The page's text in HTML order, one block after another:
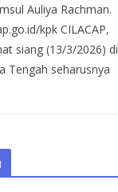
Auliya Rachman.
kpk CILACAP,
siang (13/3/2026) di
Tengah seharusnya